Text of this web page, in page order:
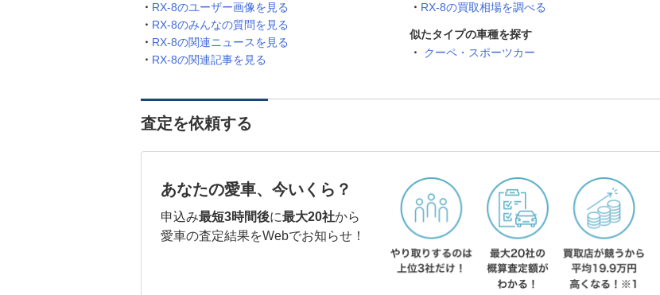
RX-8のユーザー画像を見る
RX-8のみんなの質問を見る
RX-8の関連ニュースを見る
RX-8の関連記事を見る
RX-8の買取相場を調べる
似たタイプの車種を探す
クーペ・スポーツカー
査定を依頼する
あなたの愛車、今いくら？
申込み最短3時間後に最大20社から
愛車の査定結果をWebでお知らせ！